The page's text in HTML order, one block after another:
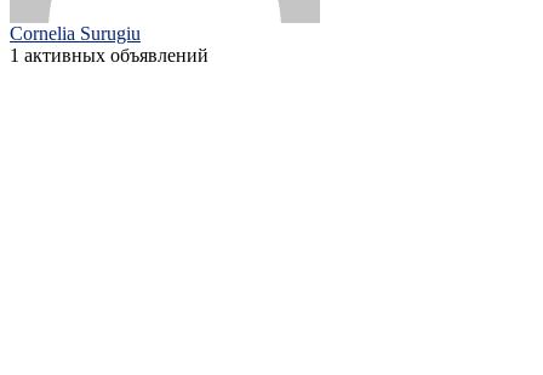
Cornelia Surugiu
1 активных объявлений